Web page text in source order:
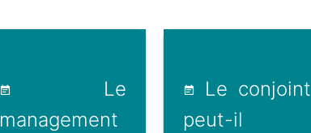
Le
management
Le conjoint
peut-il